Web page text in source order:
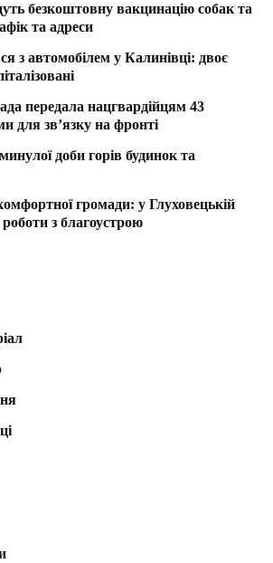
безкоштовну вакцинацію собак та
та адреси
з автомобілем у Калинівці: двоє
передала нацгвардійцям 43
для зв’язку на фронті
доби горів будинок та
громади: у Глуховецькій
з благоустрою